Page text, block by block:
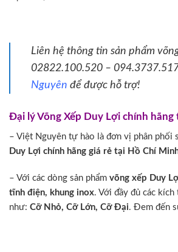
Liên hệ thông tin sản phẩm
02822.100.520 –
Nguyên để được hỗ trợ!
Đại lý Võng Xếp Duy Lợi chính hãng
– Việt Nguyên tự hào là đơn vị phân phối
Duy Lợi chính hãng giá rẻ tại Hồ Chí
– Với các dòng sản phẩm võng xếp Duy
tĩnh điện, khung inox. Với đầy đủ các
như: Cỡ Nhỏ, Cỡ Lớn, Cỡ Đại. Đem đến